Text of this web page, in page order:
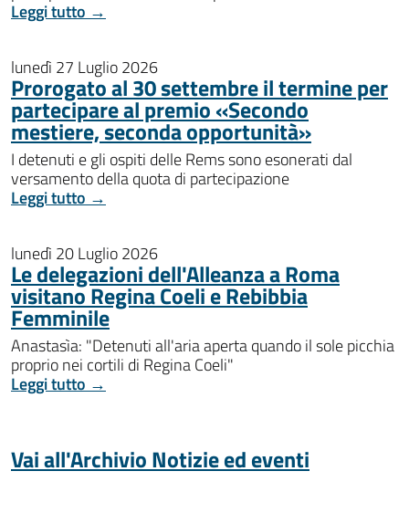
Leggi tutto →
lunedì 27 Luglio 2026
Prorogato al 30 settembre il termine per
partecipare al premio «Secondo
mestiere, seconda opportunità»
I detenuti e gli ospiti delle Rems sono esonerati dal
versamento della quota di partecipazione
Leggi tutto →
lunedì 20 Luglio 2026
Le delegazioni dell'Alleanza a Roma
visitano Regina Coeli e Rebibbia
Femminile
Anastasìa: "Detenuti all'aria aperta quando il sole picchia
proprio nei cortili di Regina Coeli"
Leggi tutto →
Vai all'Archivio Notizie ed eventi